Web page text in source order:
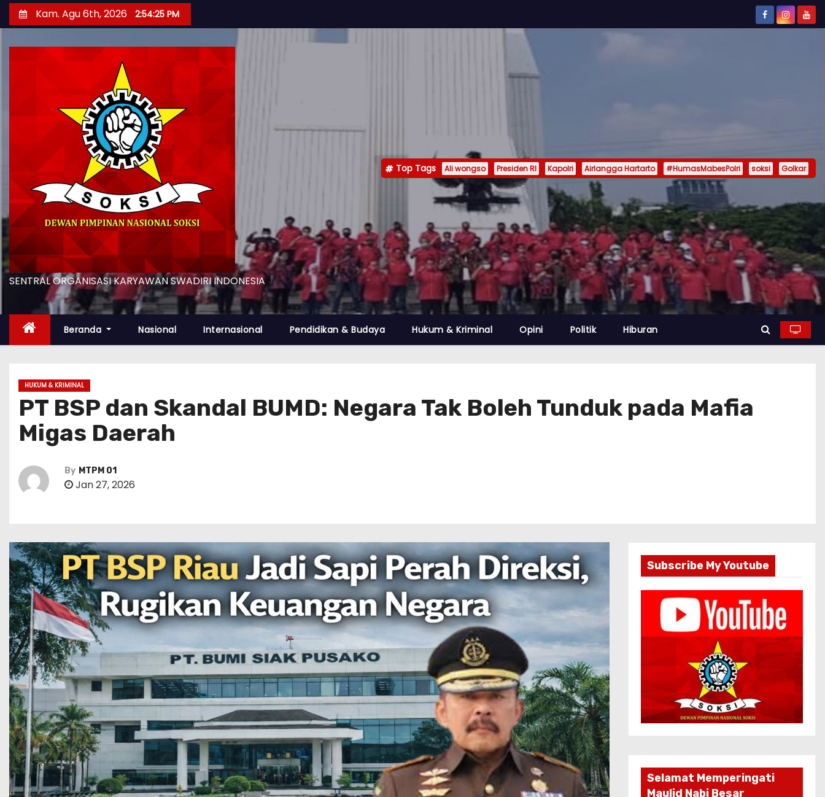
k
t
Kam. Agu 6th, 2026 2:54:26 PM
SENTRAL ORGANISASI KARYAWAN SWADIRI INDONESIA
Top Tags Ali wongso Presiden RI Kapolri Airlangga Hartarto #HumasMabesPolri soksi Golkar
Beranda Nasional Internasional Pendidikan & Budaya Hukum & Kriminal Opini Politik Hiburan
HUKUM & KRIMINAL
PT BSP dan Skandal BUMD: Negara Tak Boleh Tunduk pada Mafia
Migas Daerah
By MTPM 01
Jan 27, 2026
Subscribe My Youtube
Selamat Memperingati
Maulid Nabi Besar